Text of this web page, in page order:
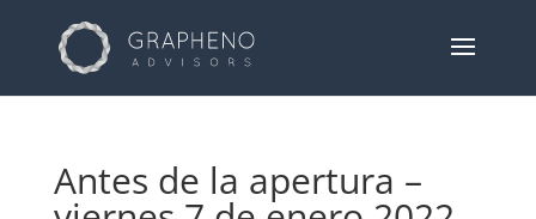
Antes de la apertura –